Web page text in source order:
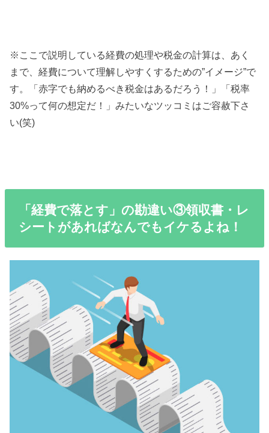
※ここで説明している経費の処理や税金の計算は、あく
まで、経費について理解しやすくするための”イメージ”で
す。「赤字でも納めるべき税金はあるだろう！」「税率
30%って何の想定だ！」みたいなツッコミはご容赦下さ
い(笑)
「経費で落とす」の勘違い③領収書・レ
シートがあればなんでもイケるよね！